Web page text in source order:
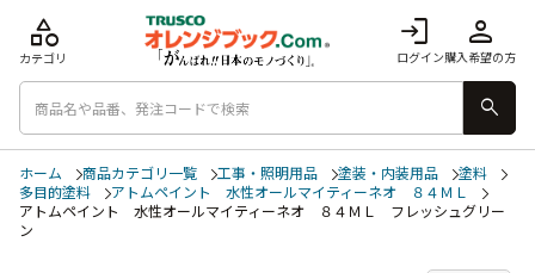
login
ログイン
person
購入希望の方
category
カテゴリ
search
ホーム 商品カテゴリ一覧 工事・照明用品 塗装・内装用品
塗料
多目的塗料
アトムペイント 水性オールマイティーネオ ８４ＭＬ
アトムペイント 水性オールマイティーネオ ８４ＭＬ フレッシュグリー
ン